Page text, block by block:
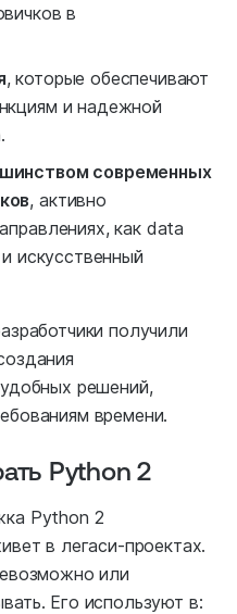
в
, которые обеспечивают
и надежной
современных
, активно
как data
искусственный
получили
решений,
времени.
Python 2
Python 2
в легаси-проектах.
или
Его используют в: